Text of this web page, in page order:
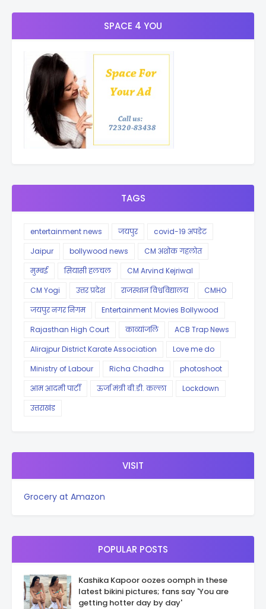
SPACE 4 YOU
TAGS
entertainment news जयपुर
covid-19 अपडेट
Jaipur
bollywood news
CM अशोक गहलोत
मुम्बई
सियासी हलचल
CM Arvind Kejriwal
CM Yogi
उत्तर प्रदेश राजस्थान विश्वविद्यालय
CMHO
जयपुर नगर निगम
Entertainment Movies Bollywood
Rajasthan High Court
काव्यांजलि
ACB Trap News
Alirajpur District Karate Association
Love me do
Ministry of Labour
Richa Chadha
photoshoot
आम आदमी पार्टी
ऊर्जा मंत्री बी.डी. कल्ला
Lockdown
उत्तराखंड
VISIT
Grocery at Amazon
POPULAR POSTS
Kashika Kapoor oozes oomph in these
latest bikini pictures; fans say 'You are
getting hotter day by day'